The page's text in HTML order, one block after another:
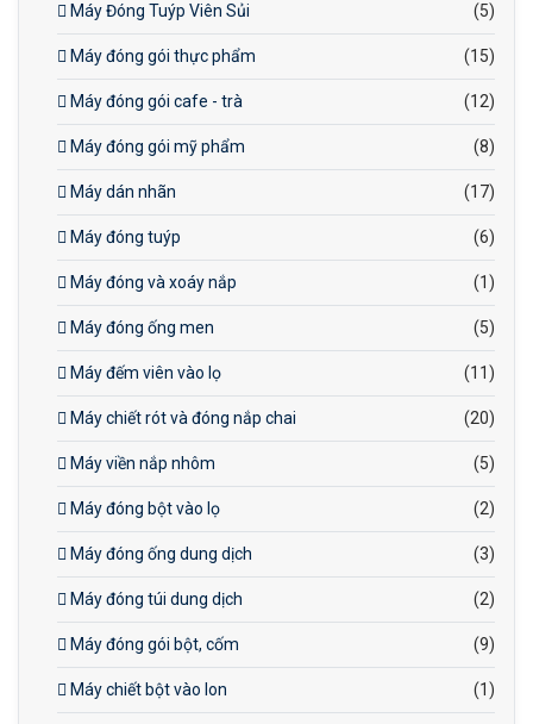
Máy Đóng Tuýp Viên Sủi
(5)
Máy đóng gói thực phẩm (15)
Máy đóng gói cafe - trà (12)
Máy đóng gói mỹ phẩm (8)
Máy dán nhãn (17)
Máy đóng tuýp (6)
Máy đóng và xoáy nắp (1)
Máy đóng ống men (5)
Máy đếm viên vào lọ (11)
Máy chiết rót và đóng nắp chai (20)
Máy viền nắp nhôm (5)
Máy đóng bột vào lọ (2)
Máy đóng ống dung dịch (3)
Máy đóng túi dung dịch (2)
Máy đóng gói bột, cốm (9)
Máy chiết bột vào lon (1)